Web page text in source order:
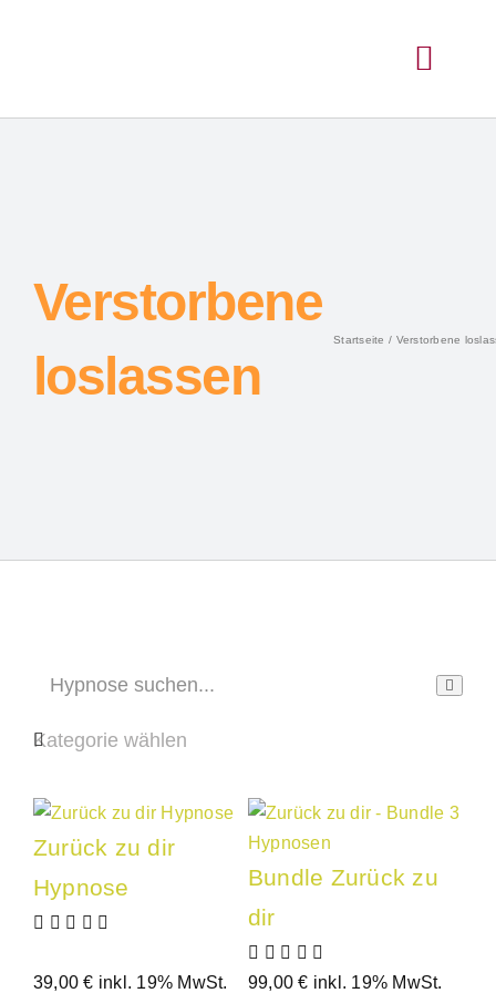
Verstorbene
loslassen
Startseite Verstorbene
Zurück zu dir
Hypnose
39,00€ inkl. 19% MwSt.
Bundle Zurück zu
dir
99,00€ inkl. 19% MwSt.